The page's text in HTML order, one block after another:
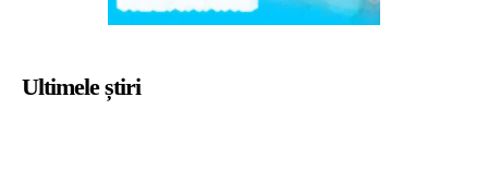
Ultimele știri